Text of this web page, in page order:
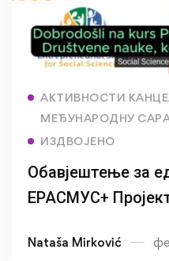
АКТИВНОСТИ
МЕЂУНАРОДНУ
ИЗДВОЈЕНО
Обавјештење за
ЕРАСМУС+
Nataša Mirković